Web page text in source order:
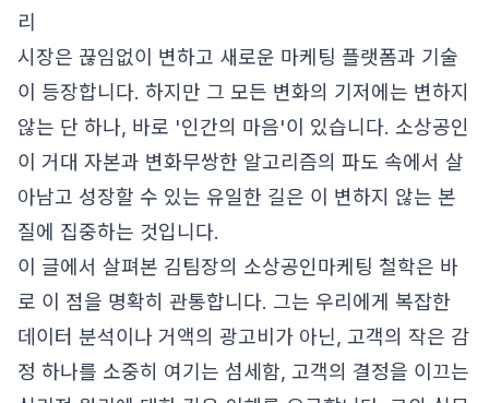
리
시장은 끊임없이 변하고 새로운 마케팅 플랫폼과 기술
이 등장합니다. 하지만 그 모든 변화의 기저에는 변하지
않는 단 하나, 바로 '인간의 마음'이 있습니다. 소상공인
이 거대 자본과 변화무쌍한 알고리즘의 파도 속에서 살
아남고 성장할 수 있는 유일한 길은 이 변하지 않는 본
질에 집중하는 것입니다.
이 글에서 살펴본 김팀장의 소상공인마케팅 철학은 바
로 이 점을 명확히 관통합니다. 그는 우리에게 복잡한
데이터 분석이나 거액의 광고비가 아닌, 고객의 작은 감
정 하나를 소중히 여기는 섬세함, 고객의 결정을 이끄는